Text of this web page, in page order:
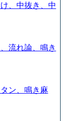
、中抜き、中
流れ論、鳴き
ン、鳴き麻